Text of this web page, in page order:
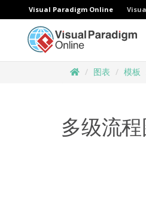
Visual Paradigm Online
图表 模板
多级流